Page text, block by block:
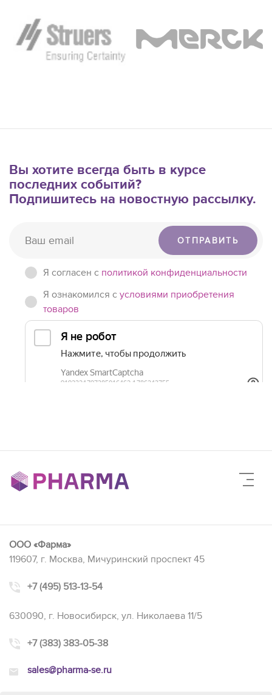
Вы хотите всегда быть в курсе
последних событий?
Подпишитесь на новостную рассылку.
ОТПРАВИТЬ
Я согласен c политикой конфиденциальности
Я ознакомился с условиями приобретения
товаров
ООО «Фарма»
119607, г. Москва, Мичуринский проспект 45
+7 (495) 513-13-54
630090, г. Новосибирск, ул. Николаева 11/5
+7 (383) 383-05-38
sales@pharma-se.ru